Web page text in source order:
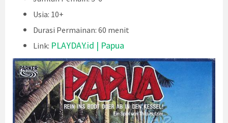
Usia: 10+
Durasi Permainan: 60 menit
Link: PLAYDAY.id | Papua